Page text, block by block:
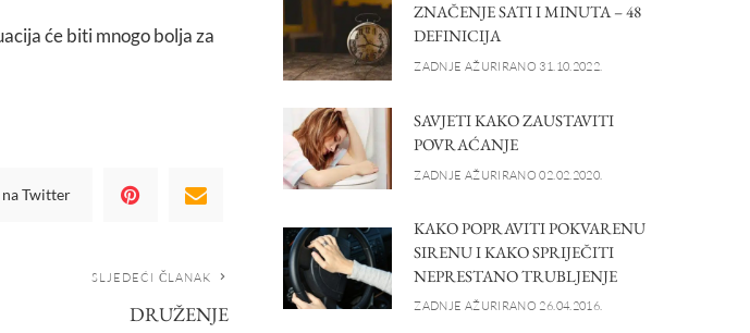
će biti mnogo bolja za
Twitter
SLJEDEĆI ČLANAK
DRUŽENJE
ZNAČENJE SATI I MINUTA – 48
DEFINICIJA
ZADNJE AŽURIRANO 31.10.2022.
SAVJETI KAKO ZAUSTAVITI
POVRAĆANJE
ZADNJE AŽURIRANO 02.02.2020.
KAKO POPRAVITI POKVARENU
SIRENU I KAKO SPRIJEČITI
NEPRESTANO TRUBLJENJE
ZADNJE AŽURIRANO 26.04.2016.